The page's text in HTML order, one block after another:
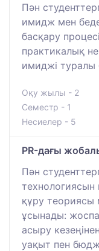
Пән
имидж мен
басқару
практикалық
имиджі туралы
Оқу жылы - 2
Семестр - 1
Несиелер - 5
PR-дағы
Пән
құру теориясы
ұсынады:
асыру
уақыт пен